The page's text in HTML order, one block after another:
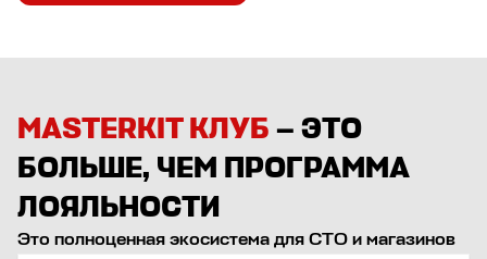
MASTERKIT КЛУБ — ЭТО
БОЛЬШЕ, ЧЕМ ПРОГРАММА
ЛОЯЛЬНОСТИ
Это полноценная экосистема для СТО и магазинов